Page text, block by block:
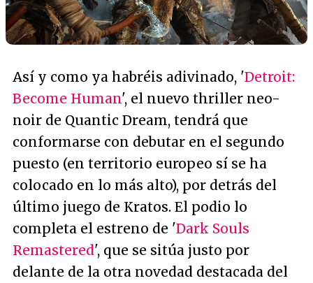
Así y como ya habréis adivinado, 'Detroit:
Become Human', el nuevo thriller neo-
noir de Quantic Dream, tendrá que
conformarse con debutar en el segundo
puesto (en territorio europeo sí se ha
colocado en lo más alto), por detrás del
último juego de Kratos. El podio lo
completa el estreno de 'Dark Souls
Remastered', que se sitúa justo por
delante de la otra novedad destacada del